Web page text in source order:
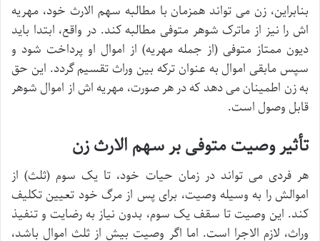
بنابراین، زن می تواند همزمان با مطالبه سهم الارث خود، مهریه
اش را نیز از ماترک شوهر متوفی مطالبه کند. در واقع، ابتدا باید
دیون ممتاز متوفی (از جمله مهریه) از اموال او پرداخت شود و
سپس مابقی اموال به عنوان ترکه بین وراث تقسیم گردد. این حق
به زن اطمینان می دهد که در هر صورت، مهریه اش از اموال شوهر
قابل وصول است.
تأثیر وصیت متوفی بر سهم الارث زن
هر فردی می تواند در زمان حیات خود، تا یک سوم (ثلث) از
اموالش را به وسیله وصیت، برای پس از مرگ خود تعیین تکلیف
کند. این وصیت تا سقف یک سوم، بدون نیاز به رضایت و تنفیذ
وراث، لازم الاجرا است. اما اگر وصیت بیش از ثلث اموال باشد،